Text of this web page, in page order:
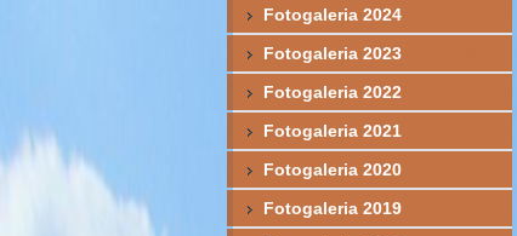
Fotogaleria 2024
Fotogaleria 2023
Fotogaleria 2022
Fotogaleria 2021
Fotogaleria 2020
Fotogaleria 2019